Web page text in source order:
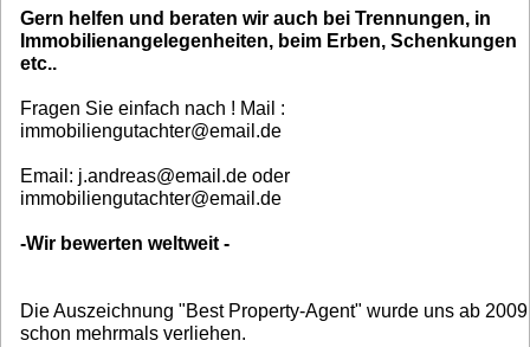
Gern helfen und beraten wir auch bei Trennungen, in
Immobilienangelegenheiten, beim Erben, Schenkungen
etc..
Fragen Sie einfach nach ! Mail :
immobiliengutachter@email.de
Email: j.andreas@email.de oder
immobiliengutachter@email.de
-Wir bewerten weltweit -
Die Auszeichnung "Best Property-Agent" wurde uns ab 2009
schon mehrmals verliehen.